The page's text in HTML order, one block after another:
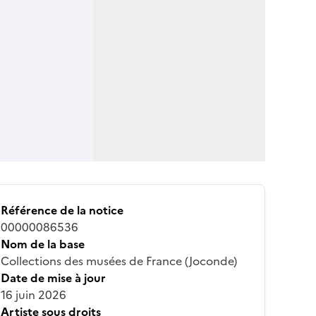
Référence de la notice
00000086536
Nom de la base
Collections des musées de France (Joconde)
Date de mise à jour
16 juin 2026
Artiste sous droits